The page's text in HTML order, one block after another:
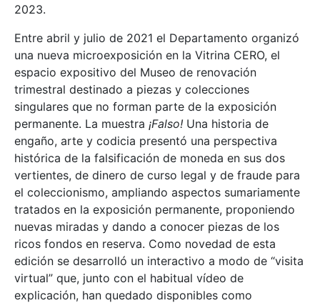
2023.
Entre abril y julio de 2021 el Departamento organizó
una nueva microexposición en la Vitrina CERO, el
espacio expositivo del Museo de renovación
trimestral destinado a piezas y colecciones
singulares que no forman parte de la exposición
permanente. La muestra ¡Falso! Una historia de
engaño, arte y codicia presentó una perspectiva
histórica de la falsificación de moneda en sus dos
vertientes, de dinero de curso legal y de fraude para
el coleccionismo, ampliando aspectos sumariamente
tratados en la exposición permanente, proponiendo
nuevas miradas y dando a conocer piezas de los
ricos fondos en reserva. Como novedad de esta
edición se desarrolló un interactivo a modo de “visita
virtual” que, junto con el habitual vídeo de
explicación, han quedado disponibles como